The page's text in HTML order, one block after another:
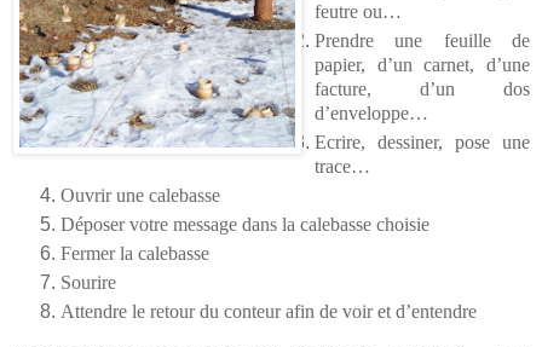
feutre ou…
Prendre une feuille de
papier, d’un carnet, d’une
facture, d’un dos
d’enveloppe…
Ecrire, dessiner, pose une
trace…
Ouvrir une calebasse
Déposer votre message dans la calebasse choisie
Fermer la calebasse
Sourire
Attendre le retour du conteur afin de voir et d’entendre